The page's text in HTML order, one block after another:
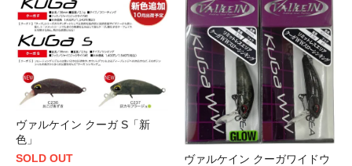
ヴァルケイン クーガ S「新
色」
SOLD OUT
ヴァルケイン クーガワイドウ